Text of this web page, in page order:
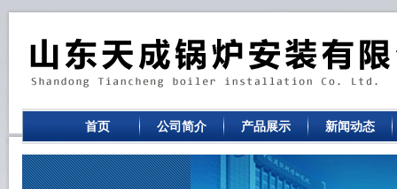
首页 公司简介 产品展示 新闻动态